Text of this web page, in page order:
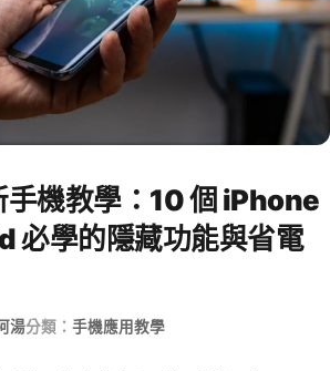
機教學：10 個 iPhone
必學的隱藏功能與省電
湯分類： 手機應用教學